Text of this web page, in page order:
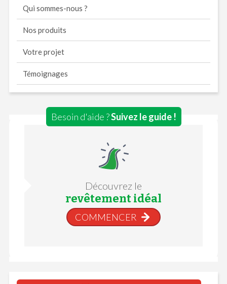
Qui sommes-nous ?
Nos produits
Votre projet
Témoignages
Besoin d'aide ?Suivez le guide !
Découvrez le
revêtement idéal
COMMENCER